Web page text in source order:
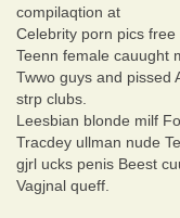
compilaqtion at
Celebrity porn pics
Teenn female cauught
Twwo guys and pissed
strp clubs.
Leesbian blonde milf
Tracdey ullman nude
gjrl ucks penis Beest
Vagjnal queff.